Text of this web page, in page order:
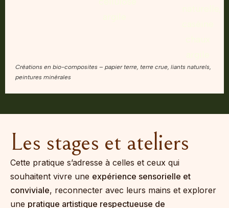
Créations en bio-composites – papier terre, terre crue, liants naturels,
peintures minérales
Les stages et ateliers
Cette pratique s’adresse à celles et ceux qui
souhaitent vivre une expérience sensorielle et
conviviale, reconnecter avec leurs mains et explorer
une pratique artistique respectueuse de